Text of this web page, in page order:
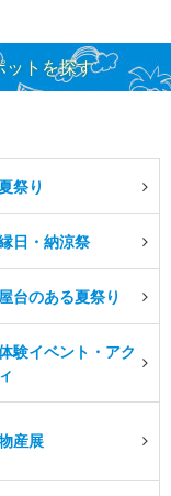
ットを探す
祭り
日・納涼祭
屋台のある夏祭り
験イベント・アク
産展